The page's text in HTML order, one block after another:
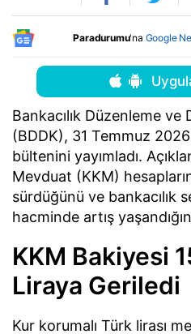
Paradurumu'na Google
Bankacılık Düzenleme ve
(BDDK), 31 Temmuz
bültenini yayımladı.
Mevduat (KKM)
sürdüğünü ve bankacılık
hacminde artış
KKM Bakiyesi
Liraya Geriledi
Kur korumalı Türk lirası